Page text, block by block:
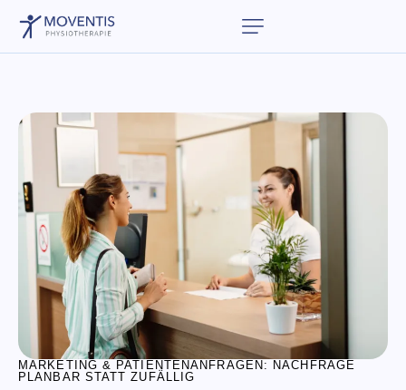
MARKETING & PATIENTENANFRAGEN: NACHFRAGE
PLANBAR STATT ZUFÄLLIG